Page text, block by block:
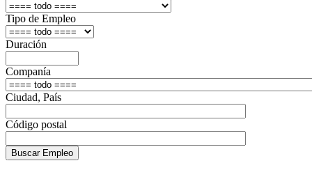
Tipo de Empleo
Duración
Companía
Ciudad, País
Código postal
Buscar Empleo